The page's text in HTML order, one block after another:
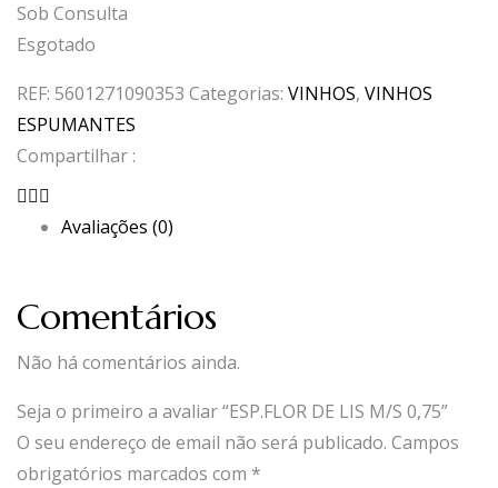
Sob Consulta
Esgotado
REF: 5601271090353 Categorias: VINHOS, VINHOS
ESPUMANTES
Compartilhar :
Avaliações (0)
Comentários
Não há comentários ainda.
Seja o primeiro a avaliar “ESP.FLOR DE LIS M/S 0,75”
O seu endereço de email não será publicado. Campos
obrigatórios marcados com *